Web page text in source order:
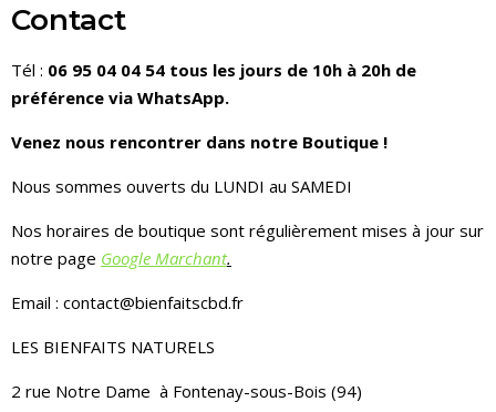
Contact
Tél : 06 95 04 04 54 tous les jours de 10h à 20h de
préférence via WhatsApp.
Venez nous rencontrer dans notre Boutique !
Nous sommes ouverts du LUNDI au SAMEDI
Nos horaires de boutique sont régulièrement mises à jour sur
notre page Google Marchant.
Email : contact@bienfaitscbd.fr
LES BIENFAITS NATURELS
2 rue Notre Dame à Fontenay-sous-Bois (94)